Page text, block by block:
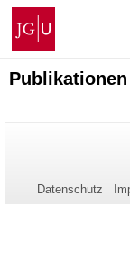
Zum
Inhalt
springen
Johannes
Gutenberg-
Universität
Mainz
Publikationen
Datenschutz